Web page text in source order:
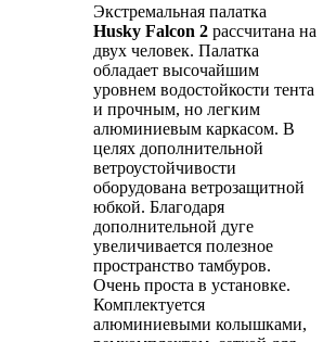
Экстремальная палатка
Husky Falcon 2 рассчитана на
двух человек. Палатка
обладает высочайшим
уровнем водостойкости тента
и прочным, но легким
алюминиевым каркасом. В
целях дополнительной
ветроустойчивости
оборудована ветрозащитной
юбкой. Благодаря
дополнительной дуге
увеличивается полезное
пространство тамбуров.
Очень проста в установке.
Комплектуется
алюминиевыми колышками,